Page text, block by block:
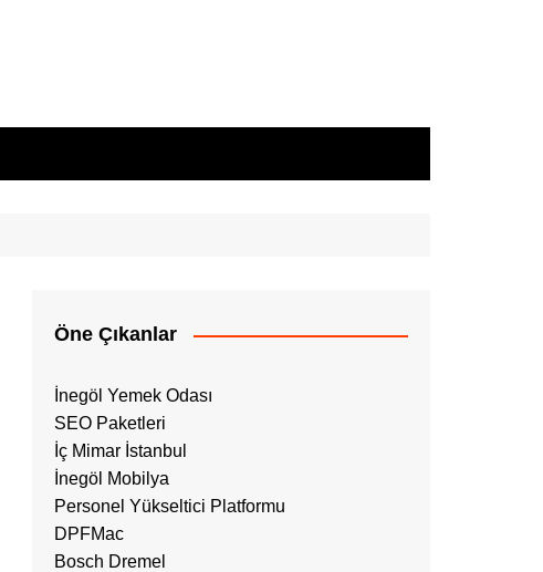
Öne Çıkanlar
İnegöl Yemek Odası
SEO Paketleri
İç Mimar İstanbul
İnegöl Mobilya
Personel Yükseltici Platformu
DPFMac
Bosch Dremel